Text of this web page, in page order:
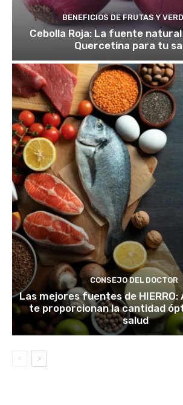
BENEFICIOS DE FRUTAS Y
Cebolla Roja: La fuente
Quercetina para tu
CONSEJO DEL DOCTOR
Las mejores fuentes de
te proporcionan la cantidad
salud